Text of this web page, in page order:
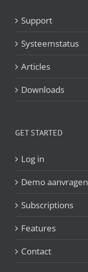
Support
Systeemstatus
Articles
Downloads
GET STARTED
Log in
Demo aanvragen
Subscriptions
Features
Contact